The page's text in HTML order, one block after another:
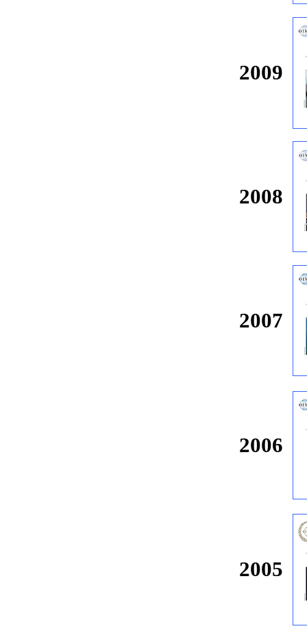
2009
2008
2007
2006
2005